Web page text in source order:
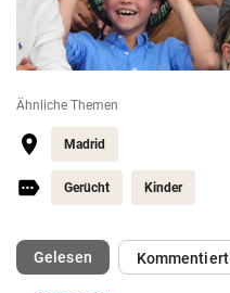
Ähnliche Themen
Madrid
Gerücht Kinder
Gelesen(ausgewählt)Kommentiert